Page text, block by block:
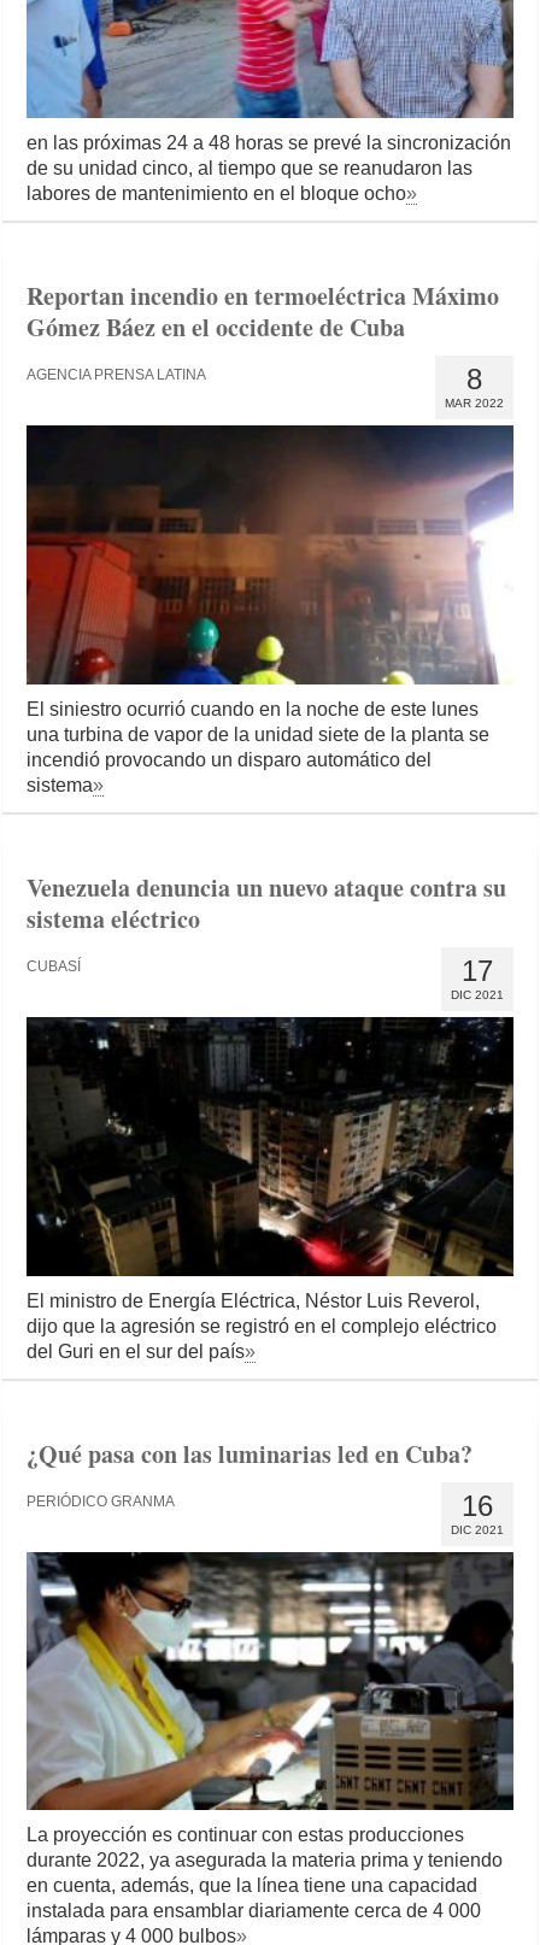
en las próximas 24 a 48 horas se prevé la sincronización
de su unidad cinco, al tiempo que se reanudaron las
labores de mantenimiento en el bloque ocho»
Reportan incendio en termoeléctrica Máximo
Gómez Báez en el occidente de Cuba
8
MAR 2022
AGENCIA PRENSA LATINA
El siniestro ocurrió cuando en la noche de este lunes
una turbina de vapor de la unidad siete de la planta se
incendió provocando un disparo automático del
sistema»
Venezuela denuncia un nuevo ataque contra su
sistema eléctrico
17
DIC 2021
CUBASÍ
El ministro de Energía Eléctrica, Néstor Luis Reverol,
dijo que la agresión se registró en el complejo eléctrico
del Guri en el sur del país»
¿Qué pasa con las luminarias led en Cuba?
16
DIC 2021
PERIÓDICO GRANMA
La proyección es continuar con estas producciones
durante 2022, ya asegurada la materia prima y teniendo
en cuenta, además, que la línea tiene una capacidad
instalada para ensamblar diariamente cerca de 4 000
lámparas y 4 000 bulbos»